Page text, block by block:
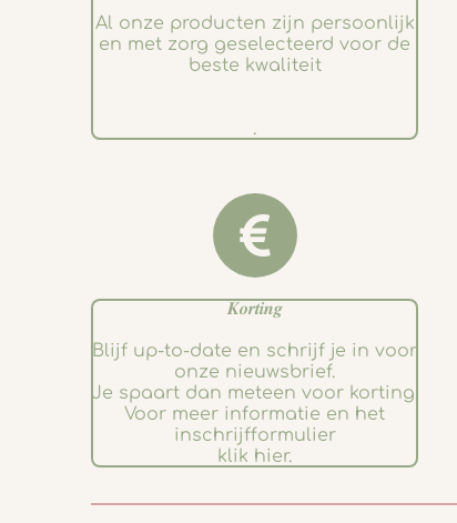
Al onze producten zijn persoonlijk
en met zorg geselecteerd voor de
beste kwaliteit
.
𝑲𝒐𝒓𝒕𝒊𝒏𝒈
Blijf up-to-date en schrijf je in voor
onze nieuwsbrief.
Je spaart dan meteen voor korting.
Voor meer informatie en het
inschrijfformulier
klik hier.